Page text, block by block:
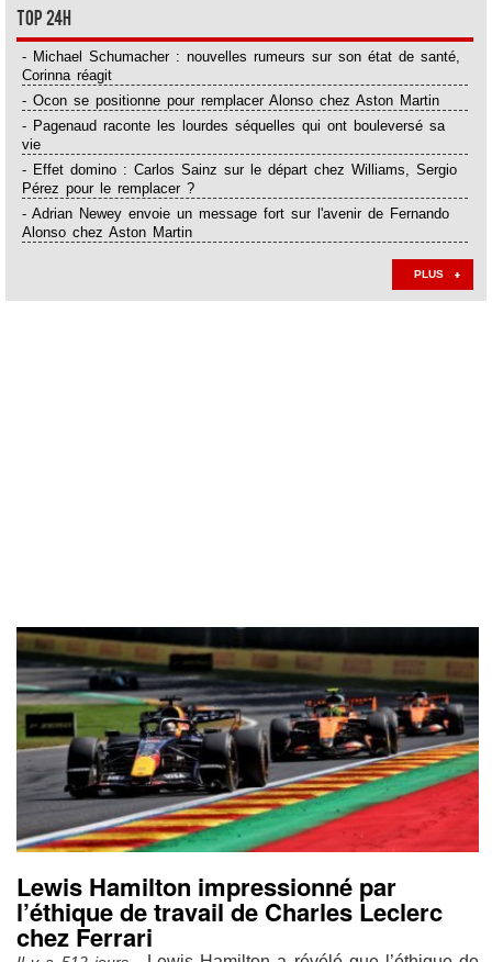
Top 24H
- Michael Schumacher : nouvelles rumeurs sur son état de santé,
Corinna réagit
- Ocon se positionne pour remplacer Alonso chez Aston Martin
- Pagenaud raconte les lourdes séquelles qui ont bouleversé sa
vie
- Effet domino : Carlos Sainz sur le départ chez Williams, Sergio
Pérez pour le remplacer ?
- Adrian Newey envoie un message fort sur l'avenir de Fernando
Alonso chez Aston Martin
PLUS
Lewis Hamilton impressionné par
l’éthique de travail de Charles Leclerc
chez Ferrari